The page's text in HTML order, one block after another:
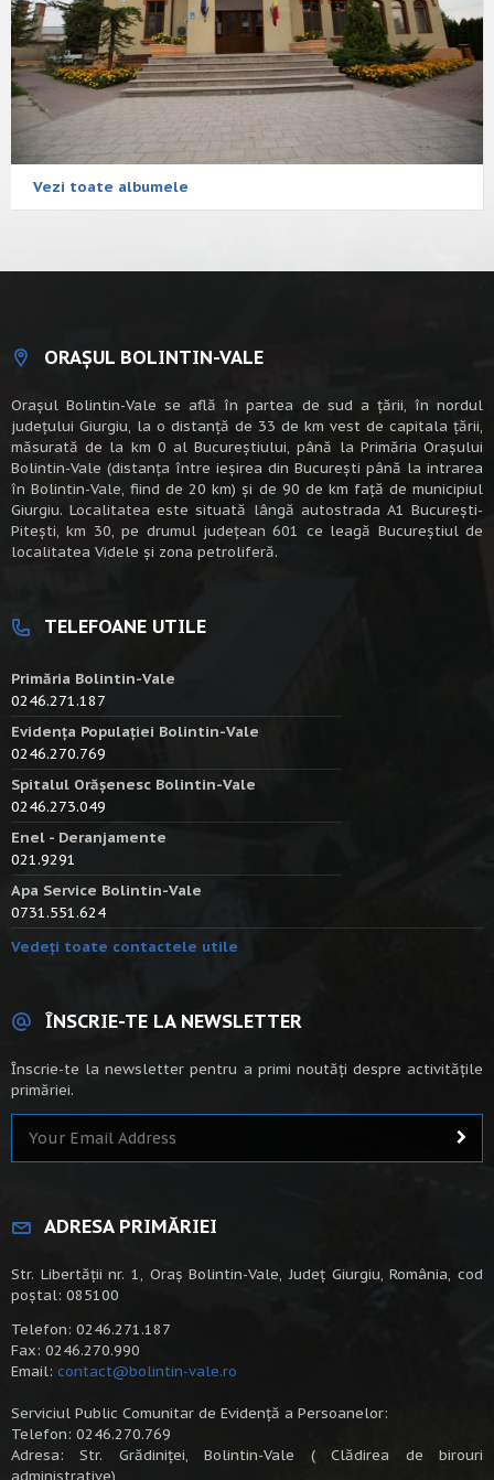
Vezi toate albumele
ORAȘUL BOLINTIN-VALE
Oraşul Bolintin-Vale se află în partea de sud a ţării, în nordul
judeţului Giurgiu, la o distanţă de 33 de km vest de capitala țării,
măsurată de la km 0 al Bucureștiului, până la Primăria Orașului
Bolintin-Vale (distanța între ieșirea din București până la intrarea
în Bolintin-Vale, fiind de 20 km) şi de 90 de km faţă de municipiul
Giurgiu. Localitatea este situată lângă autostrada A1 Bucureşti-
Piteşti, km 30, pe drumul judeţean 601 ce leagă Bucureştiul de
localitatea Videle şi zona petroliferă.
TELEFOANE UTILE
Primăria Bolintin-Vale
0246.271.187
Evidența Populației Bolintin-Vale
0246.270.769
Spitalul Orășenesc Bolintin-Vale
0246.273.049
Enel - Deranjamente
021.9291
Apa Service Bolintin-Vale
0731.551.624
Vedeți toate contactele utile
ÎNSCRIE-TE LA NEWSLETTER
Înscrie-te la newsletter pentru a primi noutăți despre activitățile
primăriei.
ADRESA PRIMĂRIEI
Str. Libertății nr. 1, Oraș Bolintin-Vale, Județ Giurgiu, România, cod
poștal: 085100
Telefon: 0246.271.187
Fax: 0246.270.990
Email: contact@bolintin-vale.ro
Serviciul Public Comunitar de Evidență a Persoanelor:
Telefon: 0246.270.769
Adresa: Str. Grădiniței, Bolintin-Vale ( Clădirea de birouri